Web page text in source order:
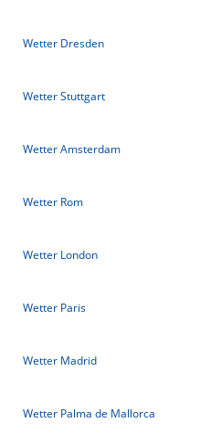
Wetter Dresden
Wetter Stuttgart
Wetter Amsterdam
Wetter Rom
Wetter London
Wetter Paris
Wetter Madrid
Wetter Palma de Mallorca